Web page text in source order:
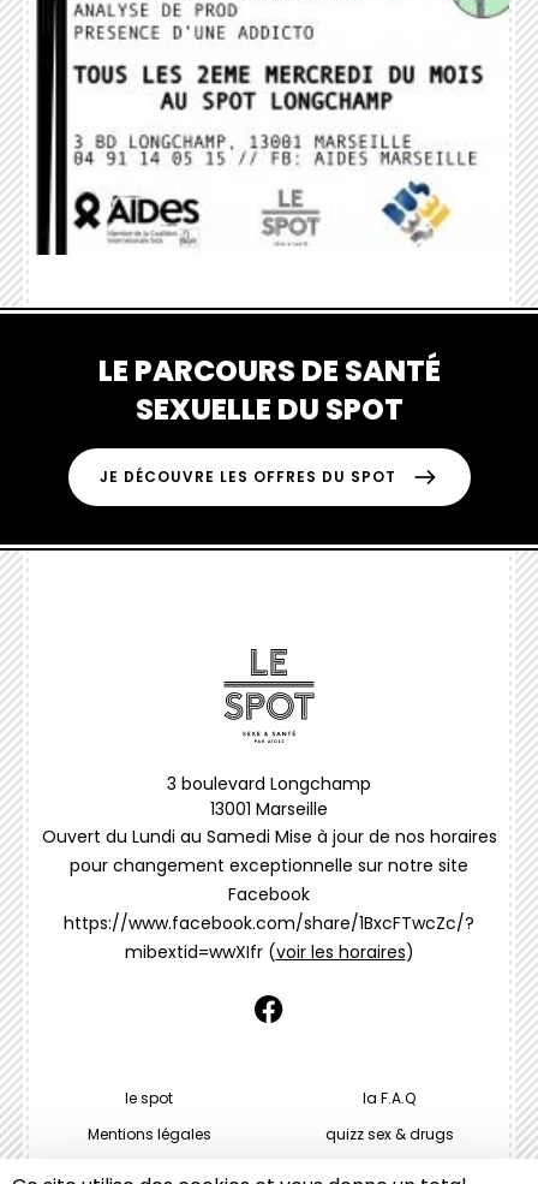
LE PARCOURS DE SANTÉ
SEXUELLE DU SPOT
JE DÉCOUVRE LES OFFRES DU SPOT
3 boulevard Longchamp
13001 Marseille
Ouvert du Lundi au Samedi Mise à jour de nos horaires
pour changement exceptionnelle sur notre site
Facebook
https://www.facebook.com/share/1BxcFTwcZc/?
mibextid=wwXIfr (voir les horaires)
le spot
la F.A.Q
Mentions légales
quizz sex & drugs